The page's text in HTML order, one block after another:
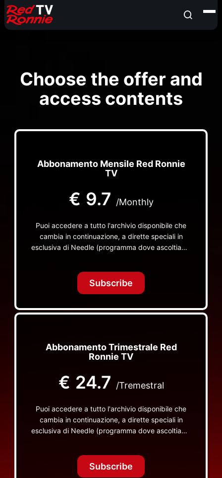
Choose the offer and
access contents
Abbonamento Mensile Red Ronnie
TV
€ 9.7 /Monthly
Puoi accedere a tutto l'archivio disponibile che
cambia in continuazione, a dirette speciali in
esclusiva di Needle (programma dove ascoltiamo
TV non visibili da nessuna altra parte
Subscribe
Abbonamento Trimestrale Red
Ronnie TV
€ 24.7 /Tremestral
Puoi accedere a tutto l'archivio disponibile che
cambia in continuazione, a dirette speciali in
esclusiva di Needle (programma dove ascoltiamo
TV non visibili da nessuna altra parte
Subscribe